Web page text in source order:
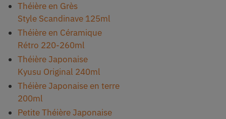
Théière en Grès
Style Scandinave 125ml
Théière en Céramique
Rétro 220-260ml
Théière Japonaise
Kyusu Original 240ml
Théière Japonaise en terre
200ml
Petite Théière Japonaise